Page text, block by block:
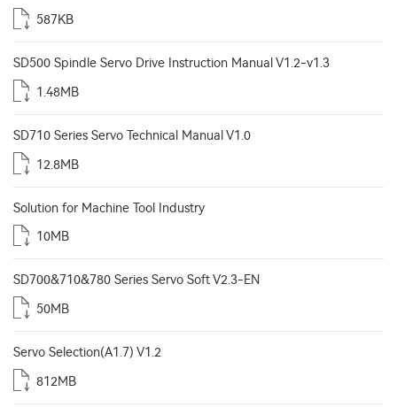
587KB
SD500 Spindle Servo Drive Instruction Manual V1.2-v1.3
1.48MB
SD710 Series Servo Technical Manual V1.0
12.8MB
Solution for Machine Tool Industry
10MB
SD700&710&780 Series Servo Soft V2.3-EN
50MB
Servo Selection(A1.7) V1.2
812MB